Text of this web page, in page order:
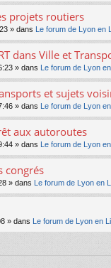
projets routiers
» dans Le forum de Lyon en
dans Ville et
» dans Le forum de Lyon
et sujets
» dans Le forum de Lyon
aux autoroutes
» dans Le forum de Lyon
congrés
» dans Le forum de Lyon en
» dans Le forum de Lyon en